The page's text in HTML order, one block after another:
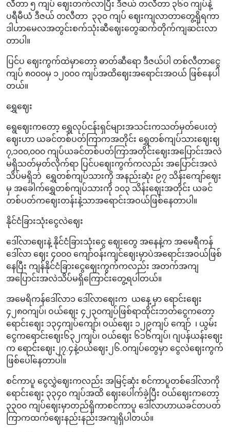
လီတာ ၅ ကျပ် ဈေးတက်လာပြီး ဒီဇယ် တလီတာ ၃၆၀ ကျပ်နဲ့
ပရီမီယံ ဒီဇယ် တလီတာ ၃၃၀ ကျပ် ဈေးကျလာတာတွေ့ရှိရကာ
ဒါဟာမေလအတွင်းစက်သုံးဆီဈေးတွေဆက်တိုက်ကျဆင်းလာ
တာပါ။
ပြင်ပ ဈေးကွက်ထဲမှာတော့ ဓာတ်ဆီရော ဒီဇယ်ပါ တစ်လီတာငွေ
ကျပ် ၈၀၀၀မှ ၁၂၀၀၀ ကျပ်အထိဈေးအရောင်းအဝယ် ဖြစ်နေပါ
တယ်။
ရွှေဈေး
ရွေဈေးကတော့ ရွှေလုပ်ငန်းရှင်များအသင်းကသတ်မှတ်ပေးတဲ့
ဈေးဟာ ယခင်တစ်ပတ်ကြာကအတိုင်း ရွှေတစ်ကျပ်သားဈေးဈ
၇,၁၀၀,၀၀၀ ကျပ်ယခင်တစ်ပတ်ကြာအတိုင်းဈေးအပြောင်းအလဲ
မရှိသတ်မှတ်လိုက်ရာ ပြင်ပဈေးကွက်ကလည်း အပြောင်းအလဲ
သိပ်မရှိဘဲ ရွှေတစ်ကျပ်သားကို အနည်းဆုံး ၉၇ သိန်းကျော်ဈေး
မှ အခေါက်ရွှေတစ်ကျပ်သားကို ၁၀၃ သိန်းဈေးအတိုင်း ယခင်
တစ်ပတ်ကဈေးတန်းနဲ့သာအရောင်းအဝယ်ဖြစ်နေတာပါ။
နိုင်ငံခြားသုံးငွေလဲဈေး
ဒေါ်လာဈေးနဲ့ နိုင်ငံခြားသုံးငွေ ဈေးတွေ အနေနဲ့က အမေရီကန်
ဒေါ်လာ ဈေး ၄၀၀၀ ကျော်ဝန်းကျင်ဈေးမှာပဲအရောင်းအဝယ်ဖြစ်
နေပြီး ကျန်နိုင်ငံခြားငွေဈေးကွက်ကလည်း အတက်အကျ
အပြောင်းအလဲသိပ်မရှိကြောင်းတွေ့ရပါတယ်။
အမေရိကန်ဒေါ်လာ၁‌ ဒေါ်လာဈေးက ယနေ့ မှာ ရောင်းဈေး
၄၂၈၀ကျပ်၊ ဝယ်ဈေး ၄၂၃၀ကျပ်ဖြစ်ရာထိုင်းဘတ်ငွေကတော့
ရောင်းဈေး ၁၃၄ကျပ်ကျော်၊ ဝယ်ဈေး ၁၂၉ကျပ် ကျော် ၊ ယွမ်း
ငွေကရောင်းဈေး၆၃၂ကျပ်၊ ဝယ်ဈေး ၆၁၆ကျပ်၊ ဂျပန်ယန်းဈေး
က ရောင်းဈေး၂၇.၄နဲ့ဝယ်ဈေး၂၆.၀ကျပ်တွေမှာ ငွေလဲဈေးကွက်
ဖြစ်ပေါ်နေတာပါ။
စင်ကာပူ ငွေလွှဲဈေးကလည်း အမြင့်ဆုံး စင်ကာပူတစ်ဒေါ်လာကို
ရောင်းဈေး ၃၃၄၀ ကျပ်အထိ ဈေးပေါက်ခဲ့ပြီး ဝယ်ဈေးကတော့
၃၃၀၀ ကျပ်ဈေးမှာတည်ရှိကာစင်ကာပူ‌ ဒေါ်လာဟာယခင်တပတ်
ကြာကထက်ဈေးနည်းနည်းအကျရှိပါတယ်။